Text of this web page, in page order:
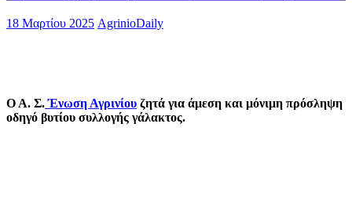
18 Μαρτίου 2025 AgrinioDaily
Ο Α. Σ.Ένωση Αγρινίου ζητά για άμεση και μόνιμη πρόσληψη
οδηγό βυτίου συλλογής γάλακτος.